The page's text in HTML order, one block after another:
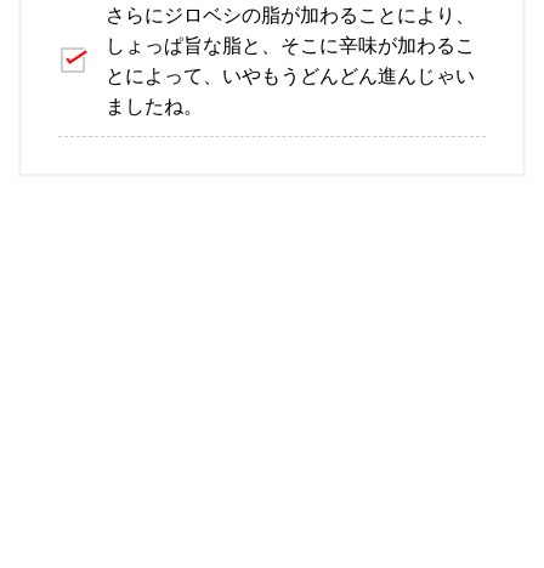
さらにジロベシの脂が加わることにより、
しょっぱ旨な脂と、そこに辛味が加わるこ
とによって、いやもうどんどん進んじゃい
ましたね。